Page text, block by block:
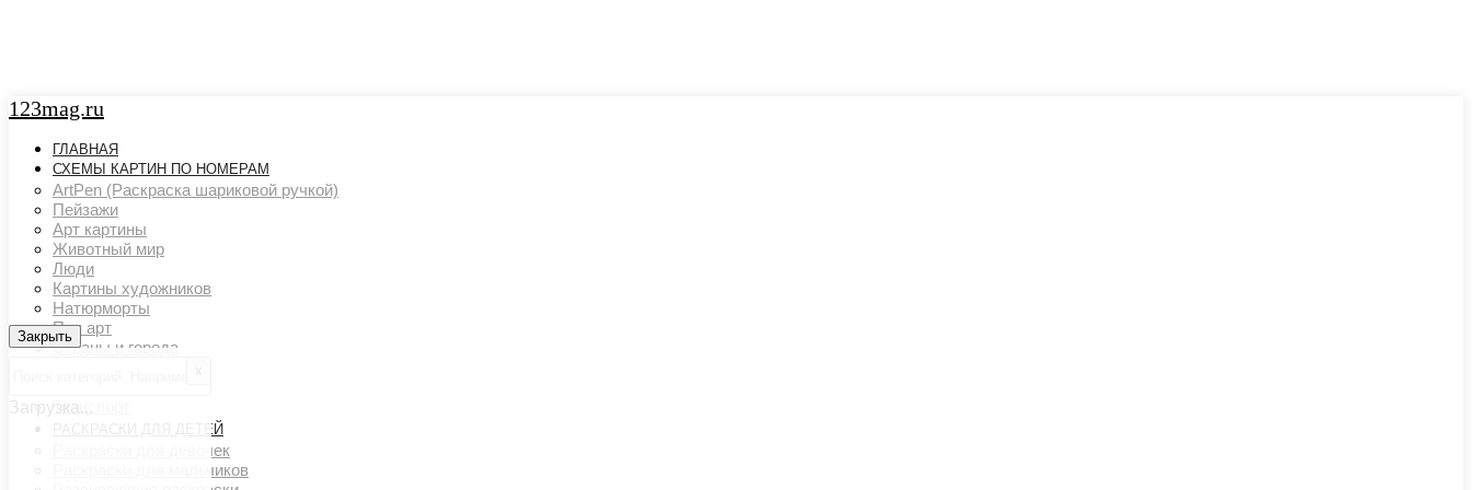
123mag.ru
ГЛАВНАЯ
СХЕМЫ КАРТИН ПО НОМЕРАМ
ArtPen (Раскраска шариковой ручкой)
Пейзажи
Арт картины
Животный мир
Люди
Картины художников
Натюрморты
Поп арт
Страны и города
Транспорт
РАСКРАСКИ ДЛЯ ДЕТЕЙ
Раскраски для девочек
Раскраски для мальчиков
Закрыть
Закрыть
Загрузка...